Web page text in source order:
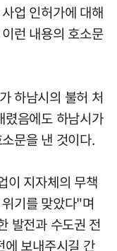
업 인허가에 대해
런 내용의 호소문
하남시의 불허 처
렸음에도 하남시가
문을 낸 것이다.
이 지자체의 무책
기를 맞았다"며
발전과 수도권 전
에 보내주시길 간